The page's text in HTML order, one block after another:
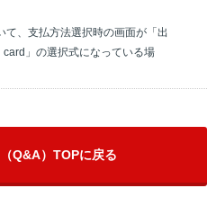
て、支払方法選択時の画面が「出
」の選択式になっている場
Q&A）TOPに戻る